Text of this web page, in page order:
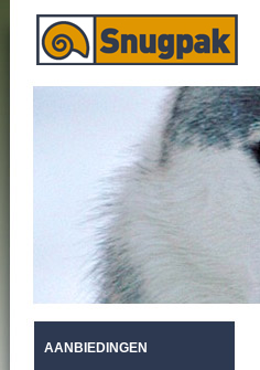
AANBIEDINGEN